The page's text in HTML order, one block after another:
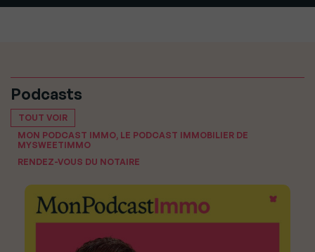
Podcasts
TOUT VOIR
MON PODCAST IMMO, LE PODCAST IMMOBILIER DE
MYSWEETIMMO
RENDEZ-VOUS DU NOTAIRE